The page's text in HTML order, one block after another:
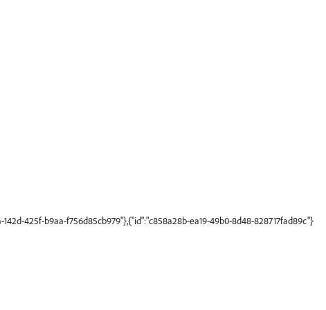
425f-b9aa-f756d85cb979"},{"id":"c858a28b-ea19-49b0-8d48-828717fad89c"}